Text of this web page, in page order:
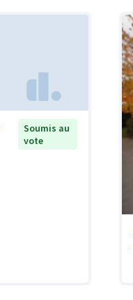
Soumis au
vote